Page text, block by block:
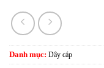
Danh mục: Dây cáp